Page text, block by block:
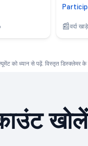
वर्दा
को ध्यान से पढ़ें. विस्तृत डिस्क्लेमर
खोलें